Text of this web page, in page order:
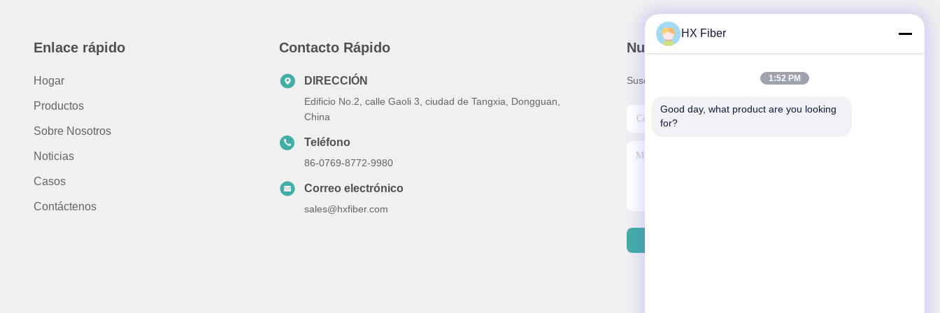
Enlace rápido
Hogar
Productos
Sobre Nosotros
Noticias
Casos
Contáctenos
Contacto Rápido
DIRECCIÓN
Edificio No.2, calle Gaoli 3, ciudad de Tangxia, Dongguan,
China
Teléfono
86-0769-8772-9980
Correo electrónico
sales@hxfiber.com
Nuestro boletín
Suscríbete a nuestro boletín para obtener descuentos y más.
HX Fiber
1:52 PM
Good day, what product are you looking
for?